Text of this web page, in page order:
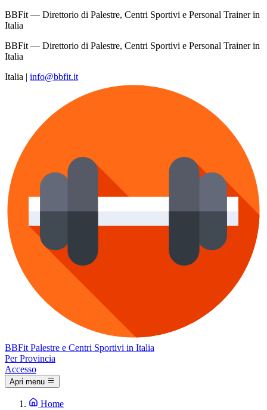
BBFit — Direttorio di Palestre, Centri Sportivi e Personal Trainer in
Italia
BBFit — Direttorio di Palestre, Centri Sportivi e Personal Trainer in
Italia
Italia | info@bbfit.it
BBFit Palestre e Centri Sportivi in Italia
Per Provincia
Accesso
Apri menu
Home